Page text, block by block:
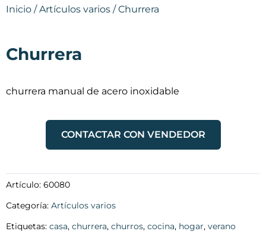
Inicio /Artículos varios / Churrera
Churrera
churrera manual de acero inoxidable
CONTACTAR CON VENDEDOR
Artículo: 60080
Categoría: Artículos varios
Etiquetas: casa, churrera, churros, cocina, hogar, verano